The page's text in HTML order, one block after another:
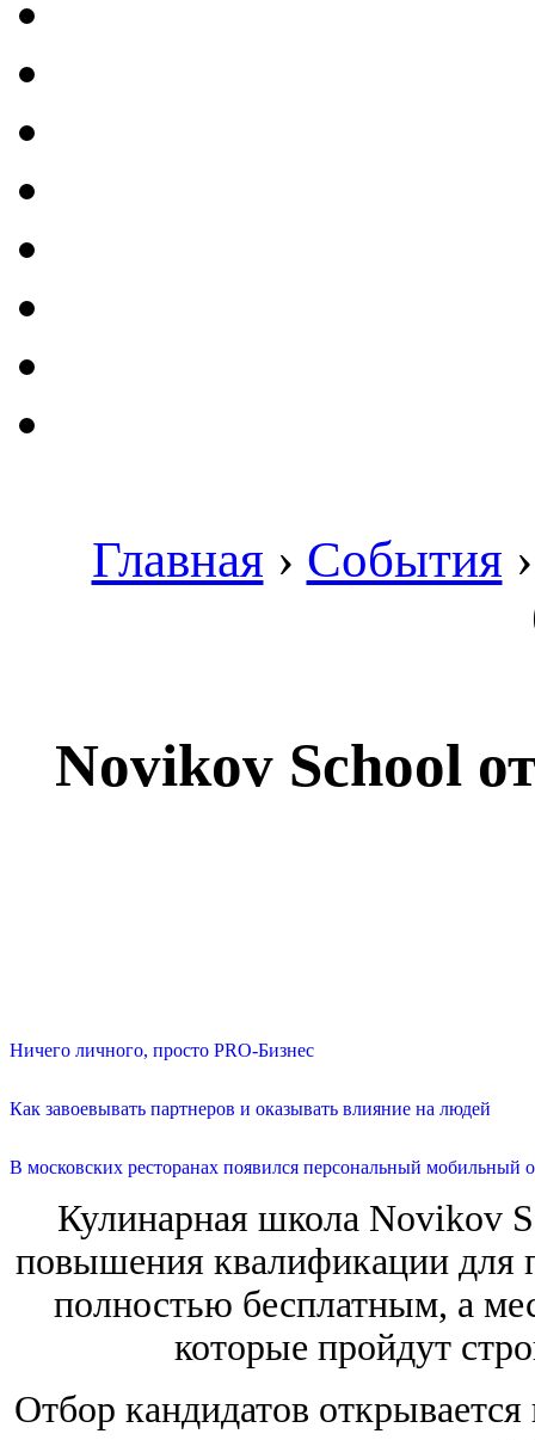
Главная › События
Novikov School
Ничего личного, просто PRO-Бизнес
Как завоевывать партнеров и оказывать влияние на людей
В московских ресторанах появился персональный мобильный
Кулинарная школа Novikov
повышения квалификации для
полностью бесплатным, а
которые пройдут
Отбор кандидатов